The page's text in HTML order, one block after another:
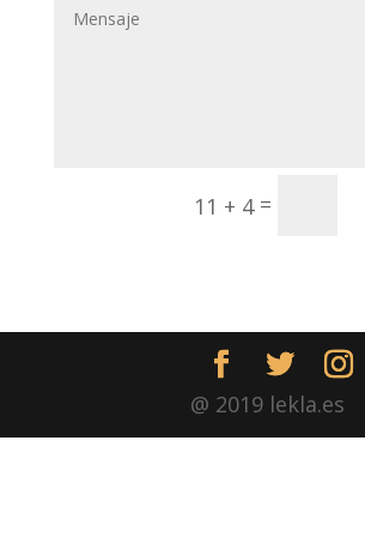
11 + 4=
@ 2019 lekla.es